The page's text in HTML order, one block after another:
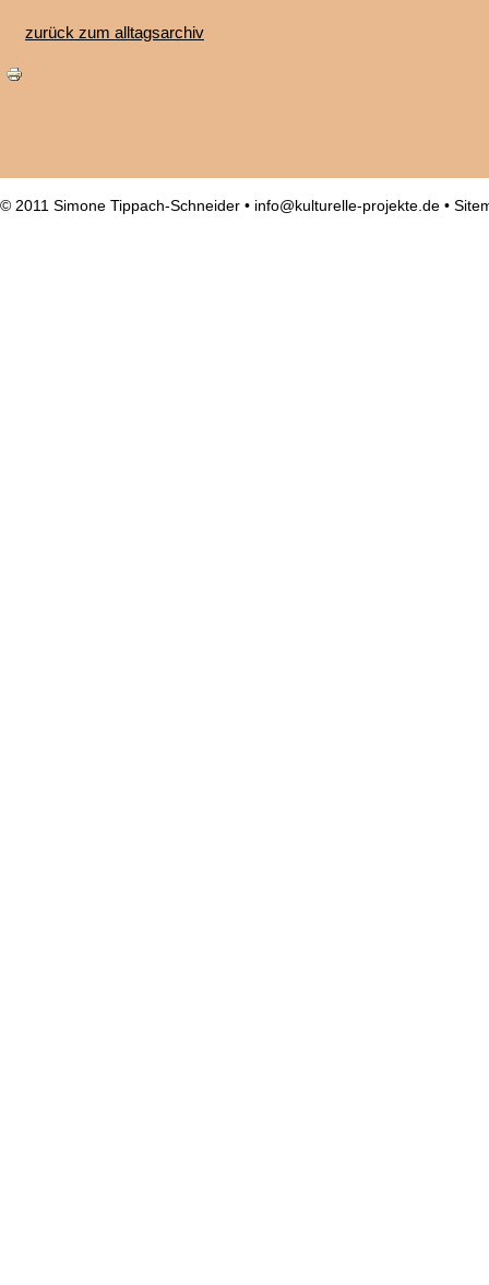
zurück zum alltagsarchiv
© 2011 Simone Tippach-Schneider • info@kulturelle-projekte.de •